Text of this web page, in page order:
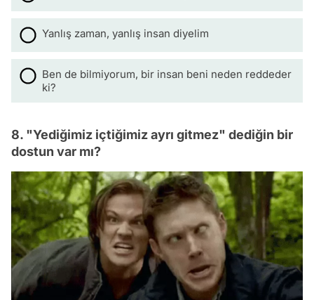
Yanlış zaman, yanlış insan diyelim
Ben de bilmiyorum, bir insan beni neden reddeder
ki?
8. "Yediğimiz içtiğimiz ayrı gitmez" dediğin bir
dostun var mı?